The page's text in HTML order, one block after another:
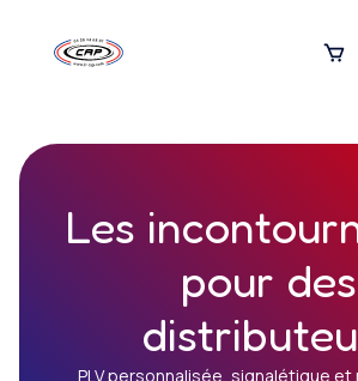
Les
pour des
PLV personnalisée, signalétique et